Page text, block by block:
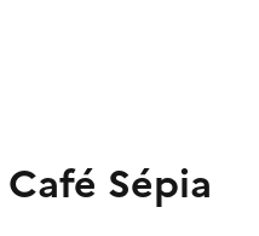
Café Sépia